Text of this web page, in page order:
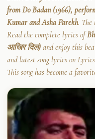
from Do Badan (1966),
Kumar and Asha Parekh. The
Read the complete lyrics of
आखिर दिल) and enjoy this
and latest song lyrics on
This song has become a